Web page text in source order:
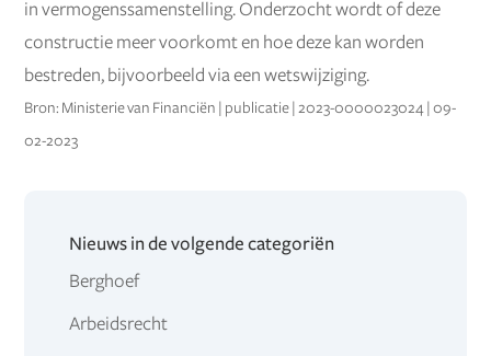
in vermogenssamenstelling. Onderzocht wordt of deze
constructie meer voorkomt en hoe deze kan worden
bestreden, bijvoorbeeld via een wetswijziging.
Bron: Ministerie van Financiën | publicatie | 2023-0000023024 | 09-
02-2023
Nieuws in de volgende categoriën
Berghoef
Arbeidsrecht